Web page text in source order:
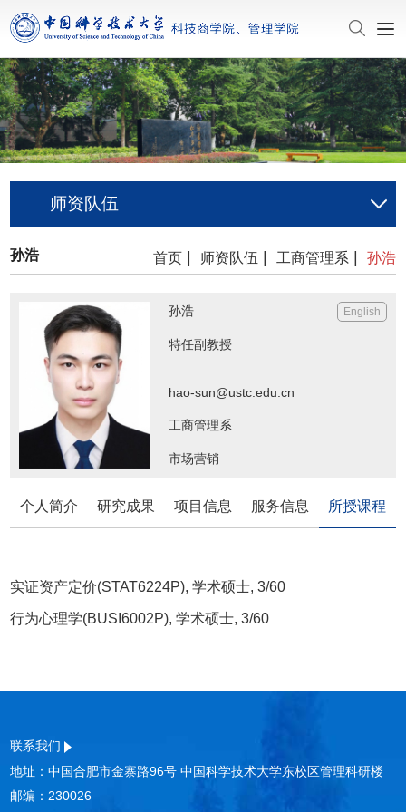
师资队伍
孙浩 首页 师资队伍 工商管理系 孙浩
孙浩
特任副教授
hao-sun@ustc.edu.cn
工商管理系
市场营销
English
个人简介 研究成果 项目信息 服务信息 所授课程
实证资产定价(STAT6224P), 学术硕士, 3/60
行为心理学(BUSI6002P), 学术硕士, 3/60
联系我们
地址：中国合肥市金寨路96号 中国科学技术大学东校区管理科研楼
邮编：230026